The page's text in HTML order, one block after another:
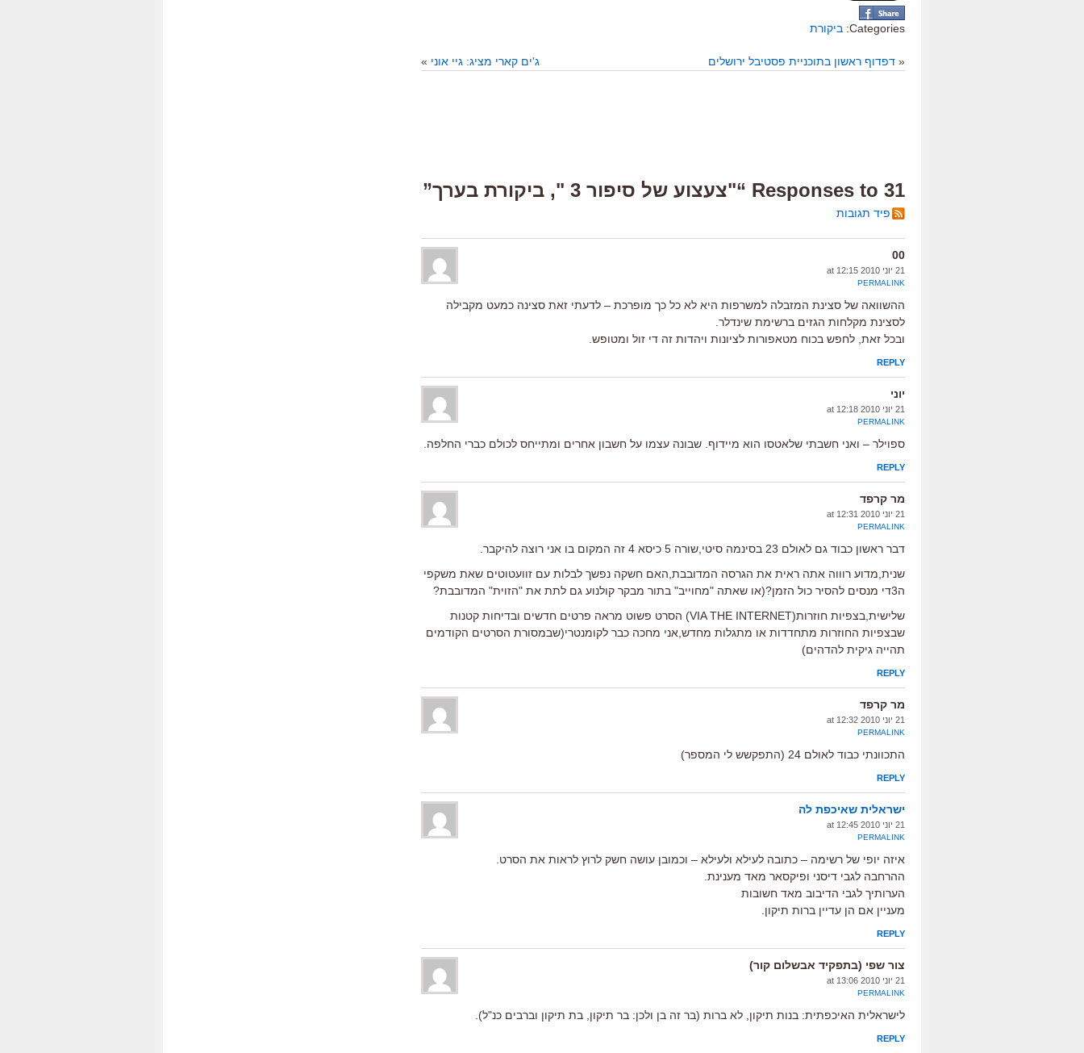
Categories: ביקורת
« דפדוף ראשון בתוכניית פסטיבל ירושלים ג'ים קארי מציג: גיי אוני »
31 Responses to “"צעצוע של סיפור 3 ", ביקורת בערך”
פיד תגובות
00
21 יוני 2010 at 12:15
PERMALINK
ההשוואה של סצינת המזבלה למשרפות היא לא כל כך מופרכת – לדעתי זאת סצינה כמעט מקבילה
לסצינת מקלחות הגזים ברשימת שינדלר.
ובכל זאת, לחפש בכוח מטאפורות לציונות ויהדות זה די זול ומטופש.
REPLY
יוני
21 יוני 2010 at 12:18
PERMALINK
ספוילר – ואני חשבתי שלאטסו הוא מיידוף. שבונה עצמו על חשבון אחרים ומתייחס לכולם כברי החלפה.
REPLY
מר קרפד
21 יוני 2010 at 12:31
PERMALINK
דבר ראשון כבוד גם לאולם 23 בסינמה סיטי,שורה 5 כיסא 4 זה המקום בו אני רוצה להיקבר.
שנית,מדוע רוווה אתה ראית את הגרסה המדובבת,האם חשקה נפשך לבלות עם זוועטוטים שאת משקפי
ה3די מנסים להסיר כול הזמן?(או שאתה "מחוייב" בתור מבקר קולנוע גם לתת את "הזוית" המדובבת?
שלישית,בצפיות חוזרות(VIA THE INTERNET) הסרט פשוט מראה פרטים חדשים ובדיחות קטנות
שבצפיות החוזרות מתחדדות או מתגלות מחדש,אני מחכה כבר לקומנטרי(שבמסורת הסרטים הקודמים
תהייה גיקית להדהים)
REPLY
מר קרפד
21 יוני 2010 at 12:32
PERMALINK
התכוונתי כבוד לאולם 24 (התפקשש לי המספר)
REPLY
ישראלית שאיכפת לה
21 יוני 2010 at 12:45
PERMALINK
איזה יופי של רשימה – כתובה לעילא ולעילא – וכמובן עושה חשק לרוץ לראות את הסרט.
ההרחבה לגבי דיסני ופיקסאר מאד מענינת.
הערותיך לגבי הדיבוב מאד חשובות
מעניין אם הן עדיין ברות תיקון.
REPLY
צור שפי (בתפקיד אבשלום קור)
21 יוני 2010 at 13:06
PERMALINK
לישראלית האיכפתית: בנות תיקון, לא ברות (בר זה בן ולכן: בר תיקון, בת תיקון וברבים כנ"ל).
REPLY